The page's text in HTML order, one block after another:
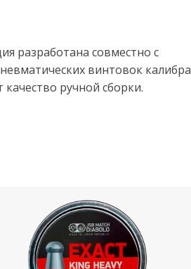
разработана совместно с
винтовок калибра
ручной сборки.